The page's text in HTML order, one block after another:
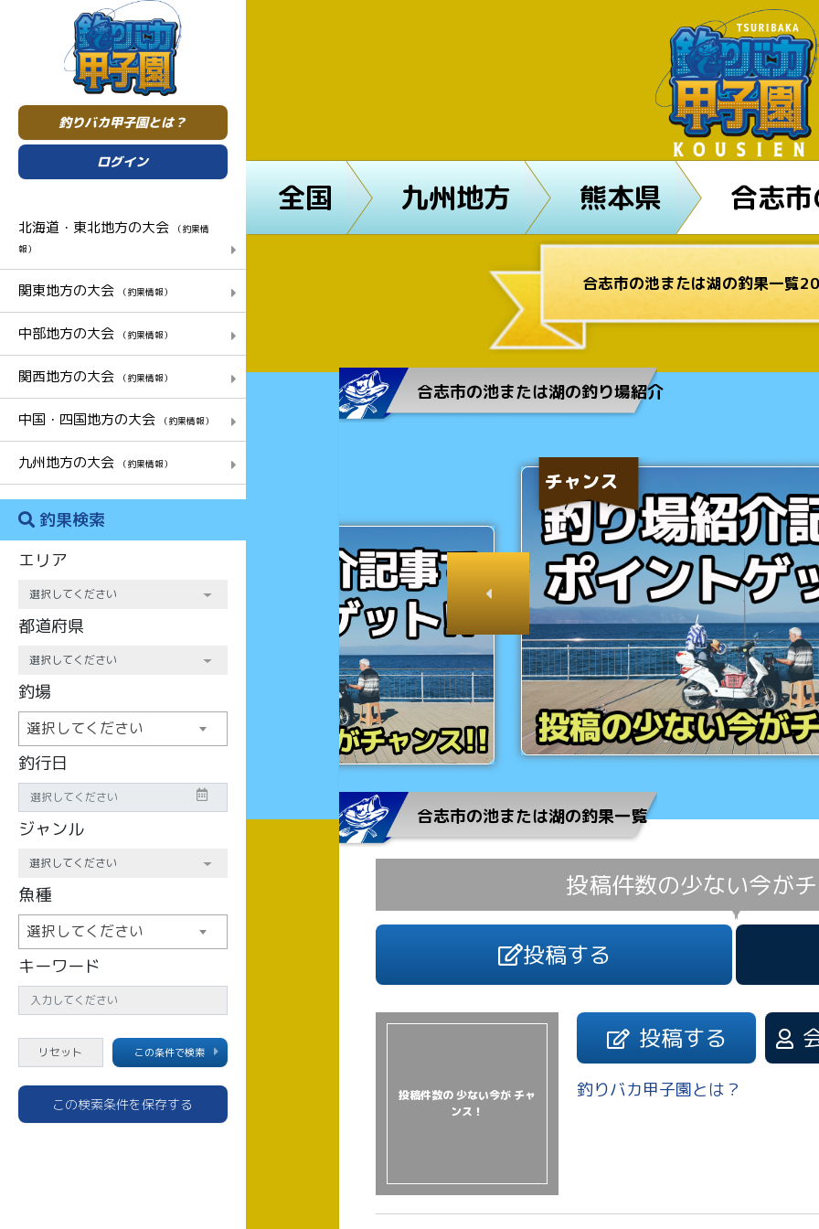
釣りバカ甲子園とは？
ログイン
北海道・東北地方の大会
（釣果情
報）
関東地方の大会 （釣果情報）
中部地方の大会 （釣果情報）
関西地方の大会 （釣果情報）
中国・四国地方の大会 （釣果情報）
九州地方の大会 （釣果情報）
釣果検索
エリア
都道府県
釣場
選択してください
釣行日
ジャンル
魚種
選択してください
キーワード
この条件で検索
この検索条件を保存する
全国 九州地方 熊本県 合志
合志市の池または湖の釣果一覧
合志市の池または湖の釣り場紹介
チャンス
チャンス
合志市の池または湖の釣果一覧
投稿件数の少ない今が
投稿する
投稿件数の 少ない今が チャ
ンス！
投稿する
釣りバカ甲子園とは？